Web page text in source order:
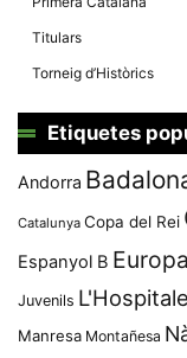
Titulars
Torneig d’Històrics
Etiquetes
Andorra
Catalunya Copa del Rei
Espanyol B Europa
Juvenils
Manresa Montañesa